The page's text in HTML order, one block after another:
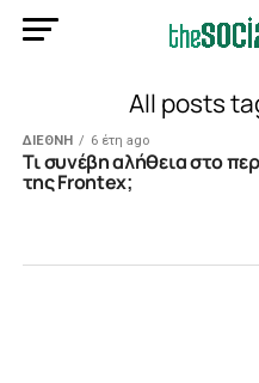
All posts
ΔΙΕΘΝΗ 6 έτη ago
Tι συνέβη αλήθεια στο
της Frontex;